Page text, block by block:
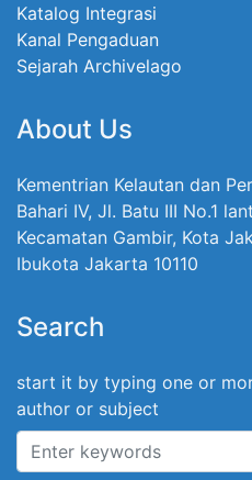
Katalog Integrasi
Kanal Pengaduan
Sejarah Archivelago
About Us
Kementrian Kelautan dan
Bahari IV, Jl. Batu III No.1
Kecamatan Gambir, Kota
Ibukota Jakarta 10110
Search
start it by typing one or
author or subject